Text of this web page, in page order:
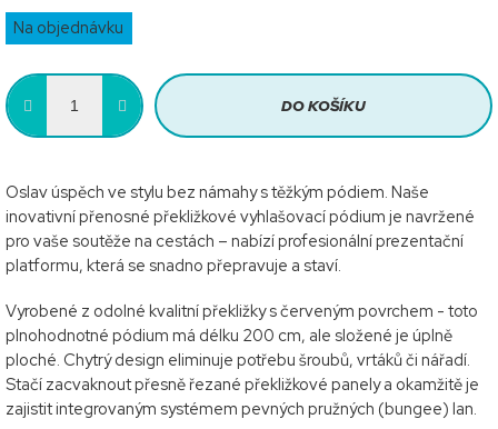
Měrná
cena:
Na objednávku
DO KOŠÍKU
Oslav úspěch ve stylu bez námahy s těžkým pódiem. Naše
inovativní přenosné překližkové vyhlašovací pódium je navržené
pro vaše soutěže na cestách – nabízí profesionální prezentační
platformu, která se snadno přepravuje a staví.
Vyrobené z odolné kvalitní překližky s červeným povrchem - toto
plnohodnotné pódium má délku 200 cm, ale složené je úplně
ploché. Chytrý design eliminuje potřebu šroubů, vrtáků či nářadí.
Stačí zacvaknout přesně řezané překližkové panely a okamžitě je
zajistit integrovaným systémem pevných pružných (bungee) lan.